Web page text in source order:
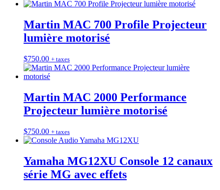
Martin MAC 700 Profile Projecteur
lumière motorisé
$750.00 + taxes
Martin MAC 2000 Performance
Projecteur lumière motorisé
$750.00 + taxes
Yamaha MG12XU Console 12 canaux
série MG avec effets